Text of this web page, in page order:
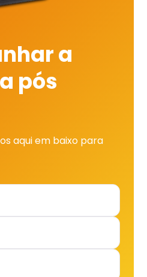
a
pós
aqui em baixo para